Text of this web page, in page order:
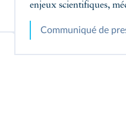
enjeux scientifiques,
Communiqué de